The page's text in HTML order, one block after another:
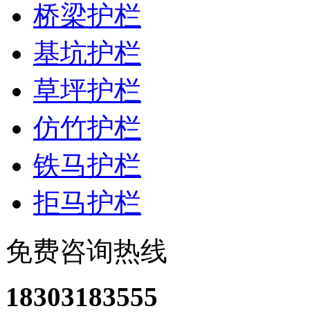
桥梁护栏
基坑护栏
草坪护栏
仿竹护栏
铁马护栏
拒马护栏
免费咨询热线
18303183555